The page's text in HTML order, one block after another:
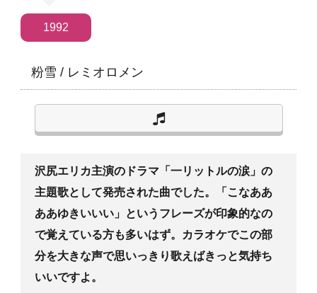
1992
粉雪 / レミオロメン
沢尻エリカ主演のドラマ「一リットルの涙」の
主題歌として発売された曲でした。「こなああ
ああゆきいいい」というフレーズが印象的なの
で覚えている方も多いはず。カラオケでこの部
分を大きな声で思いっきり歌えばきっと気持ち
いいですよ。